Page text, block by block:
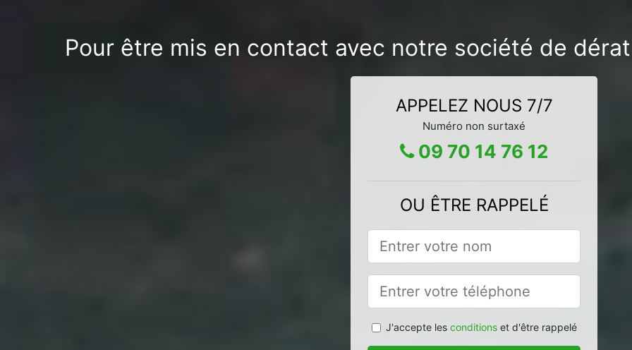
Pour être mis en contact avec notre société de
APPELEZ NOUS 7/7
Numéro non surtaxé
09 70 14 76 12
OU ÊTRE RAPPELÉ
J'accepte les conditionset d'être rappelé